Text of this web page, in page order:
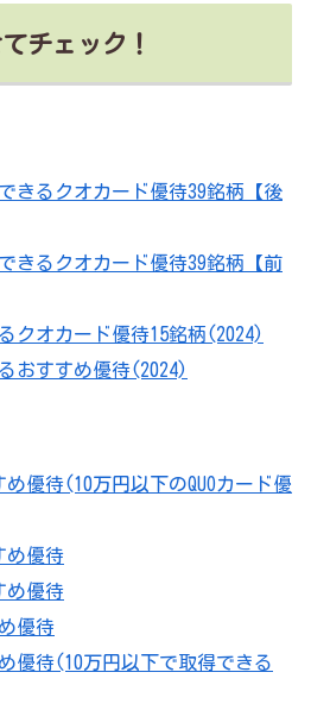
チェック！
きるクオカード優待39銘柄【後
きるクオカード優待39銘柄【前
クオカード優待15銘柄(2024)
おすすめ優待(2024)
優待(10万円以下のQUOカード優
め優待
め優待
優待
優待(10万円以下で取得できる